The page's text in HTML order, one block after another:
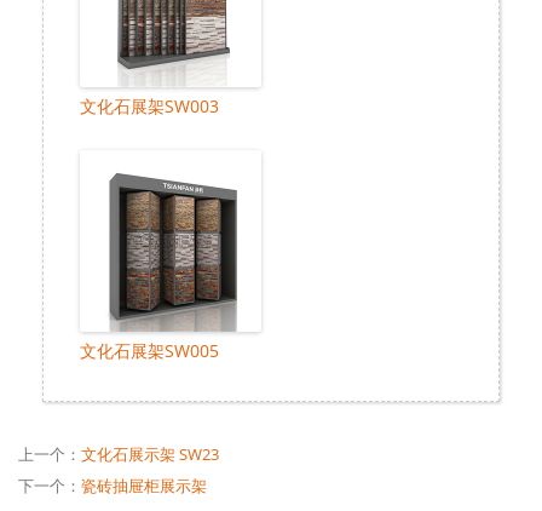
文化石展架SW003
文化石展架SW005
上一个： 文化石展示架 SW23
下一个： 瓷砖抽屉柜展示架